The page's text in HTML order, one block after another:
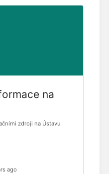
na
zdroji na Ústavu
ago